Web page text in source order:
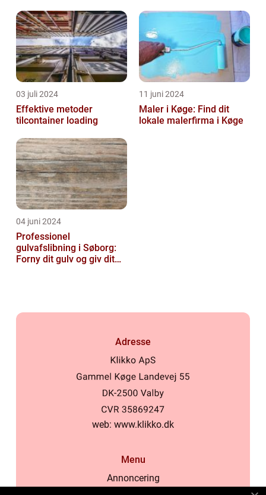
03 juli 2024
Effektive metoder
tilcontainer loading
11 juni 2024
Maler i Køge: Find dit
lokale malerfirma i Køge
04 juni 2024
Professionel
gulvafslibning i Søborg:
Forny dit gulv og giv dit
Adresse
web: www.klikko.dk
Menu
Annoncering